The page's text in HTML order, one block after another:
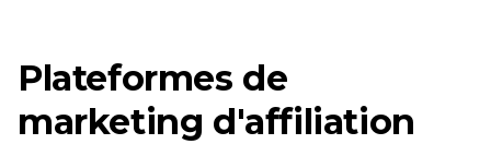
Plateformes de
marketing d'affiliation